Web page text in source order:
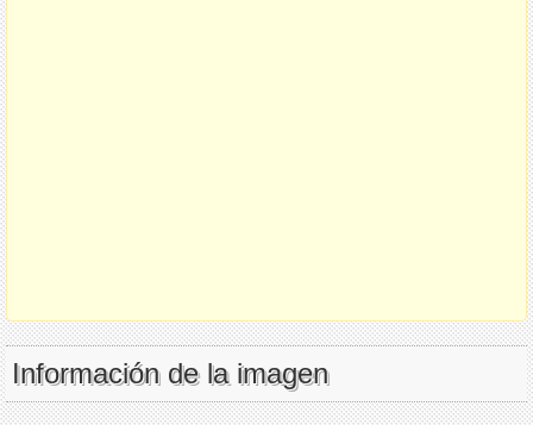
Información de la imagen